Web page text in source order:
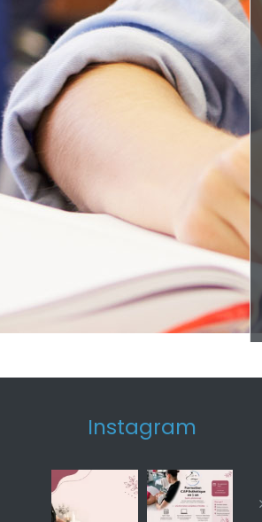
Instagram